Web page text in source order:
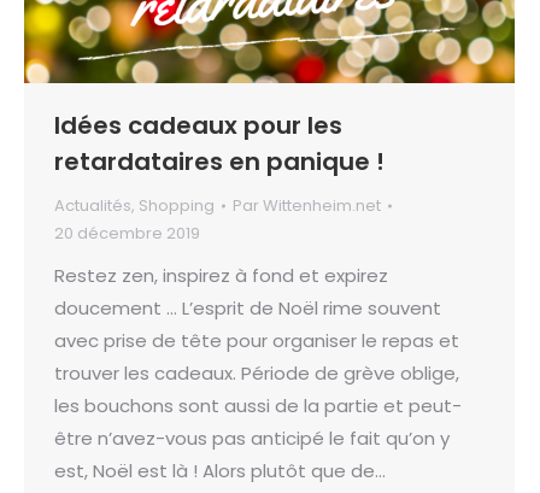
Idées cadeaux pour les
retardataires en panique !
Actualités, Shopping Par Wittenheim.net
20 décembre 2019
Restez zen, inspirez à fond et expirez
doucement … L’esprit de Noël rime souvent
avec prise de tête pour organiser le repas et
trouver les cadeaux. Période de grève oblige,
les bouchons sont aussi de la partie et peut-
être n’avez-vous pas anticipé le fait qu’on y
est, Noël est là ! Alors plutôt que de…